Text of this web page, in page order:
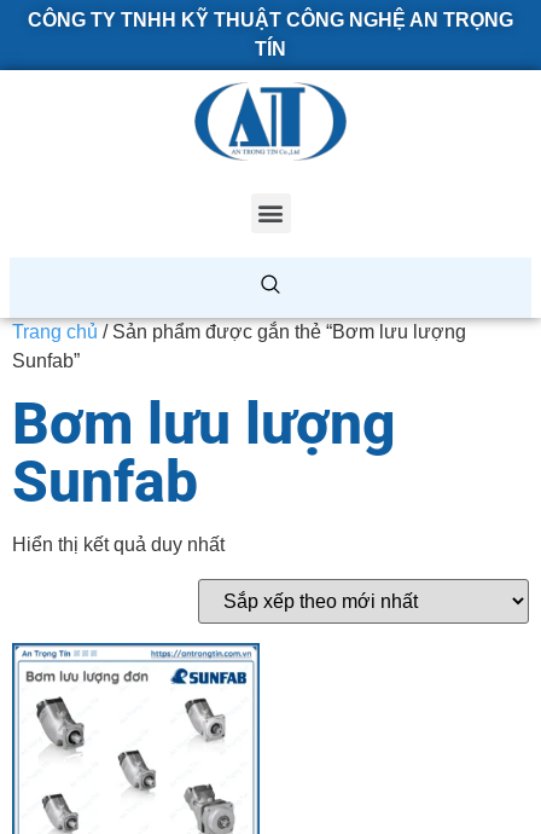
CÔNG TY TNHH KỸ THUẬT CÔNG NGHỆ AN TRỌNG
TÍN
Trang chủ / Sản phẩm được gắn thẻ “Bơm lưu lượng
Sunfab”
Bơm lưu lượng
Sunfab
Hiển thị kết quả duy nhất